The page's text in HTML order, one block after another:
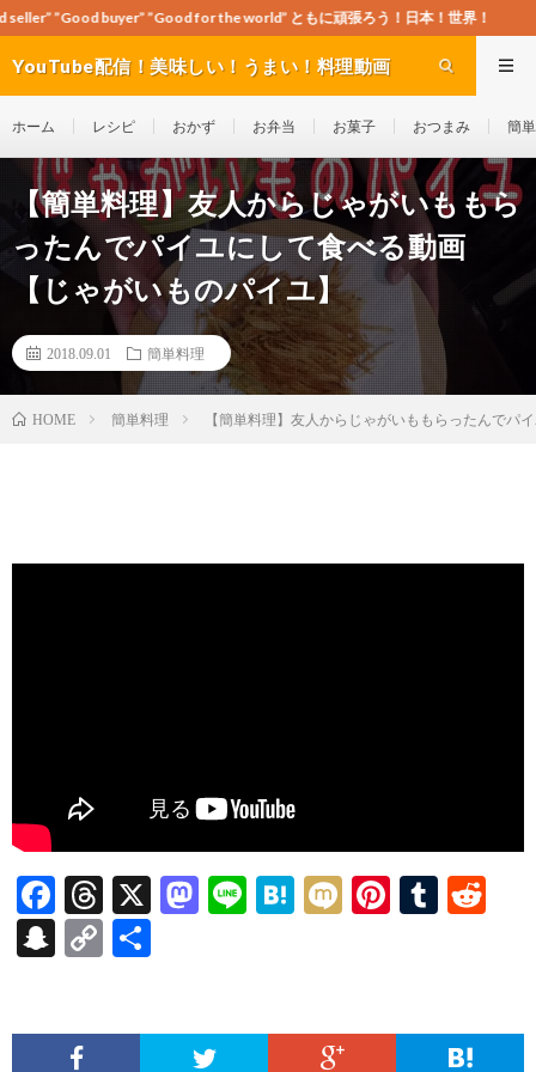
for the world” ともに頑張ろう！日本！世界！
YouTube配信！美味しい！うまい！料理動画
ホーム レシピ おかず お弁当 お菓子 おつまみ 簡
【簡単料理】友人からじゃがいももら
ったんでパイユにして食べる動画
【じゃがいものパイユ】
2018.09.01 簡単料理
HOME 簡単料理 【簡単料理】友人からじゃがいももらったんでパ
F
ac
e
o
T
hr
ea
X
M
o
Li H
a
M Pi
t
T
r
t
S
pc
C